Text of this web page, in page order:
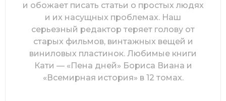
и обожает писать статьи о простых людях
и их насущных проблемах. Наш
серьезный редактор теряет голову от
старых фильмов, винтажных вещей и
виниловых пластинок. Любимые книги
Кати — «Пена дней» Бориса Виана и
«Всемирная история» в 12 томах.